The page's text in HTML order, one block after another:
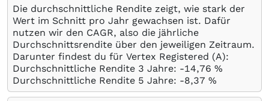
Die durchschnittliche Rendite zeigt, wie stark der
Wert im Schnitt pro Jahr gewachsen ist. Dafür
nutzen wir den CAGR, also die jährliche
Durchschnittsrendite über den jeweiligen Zeitraum.
Darunter findest du für Vertex Registered (A):
Durchschnittliche Rendite 3 Jahre: -14,76 %
Durchschnittliche Rendite 5 Jahre: -8,37 %